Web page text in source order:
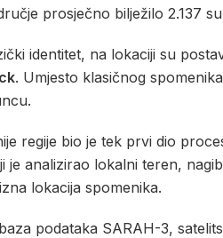
prosječno bilježilo 2.137
identitet, na lokaciji su
. Umjesto klasičnog
regije bio je tek prvi dio
je analizirao lokalni teren,
lokacija spomenika.
podataka SARAH-3,